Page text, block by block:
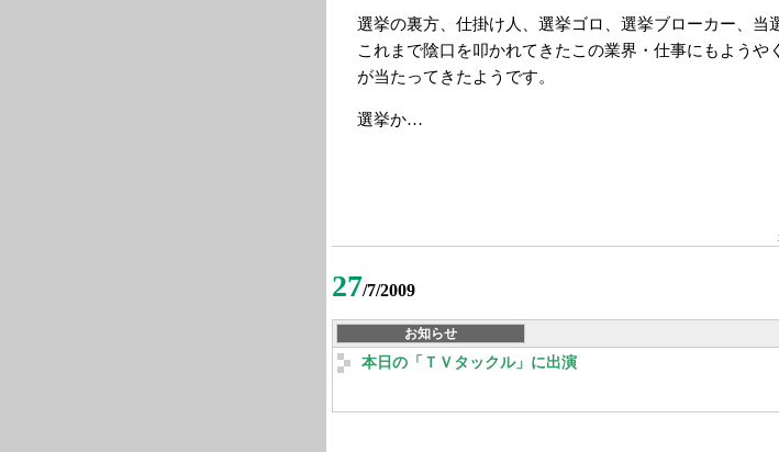
選挙の裏方、仕掛け人、選挙ゴロ、選挙ブローカー、当
これまで陰口を叩かれてきたこの業界・仕事にもようや
が当たってきたようです。
選挙か…
27/7/2009
お知らせ
本日の「ＴＶタックル」に出演